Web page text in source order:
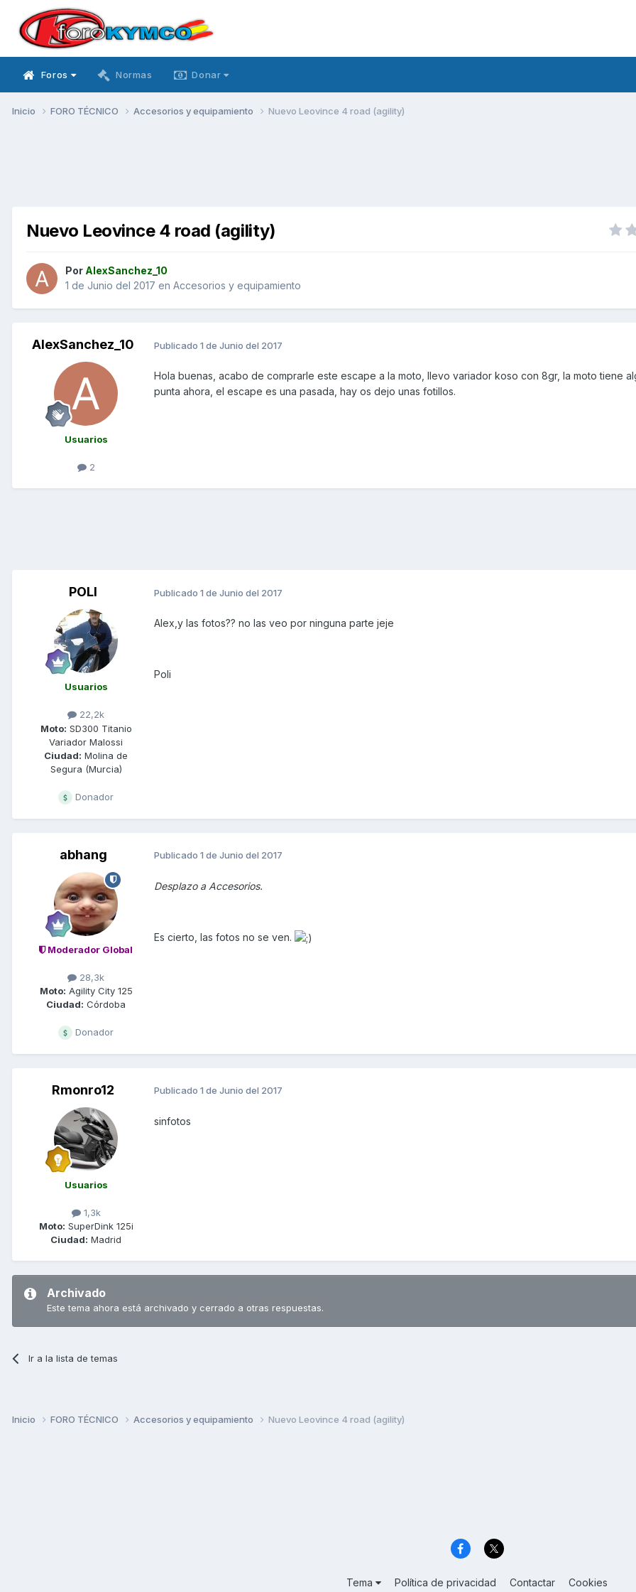
Foros Normas Donar
Inicio FORO TÉCNICO Accesorios y equipamiento Nuevo Leovince 4 road (agility)
Nuevo Leovince 4 road (agility)
Por AlexSanchez_10
1 de Junio del 2017 en Accesorios y equipamiento
AlexSanchez_10
Usuarios
2
Publicado 1 de Junio del 2017
Hola buenas, acabo de comprarle este escape a la moto, llevo variador koso con 8gr, la moto tiene
punta ahora, el escape es una pasada, hay os dejo unas fotillos.
POLI
Usuarios
22,2k
Moto: SD300 Titanio
Variador Malossi
Ciudad: Molina de
Segura (Murcia)
Donador
Publicado 1 de Junio del 2017
Alex,y las fotos?? no las veo por ninguna parte jeje
Poli
abhang
Moderador Global
28,3k
Moto: Agility City 125
Ciudad: Córdoba
Donador
Publicado 1 de Junio del 2017
Desplazo a Accesorios.
Es cierto, las fotos no se ven.
Rmonro12
Usuarios
1,3k
Moto: SuperDink 125i
Ciudad: Madrid
Publicado 1 de Junio del 2017
sinfotos
Archivado
Este tema ahora está archivado y cerrado a otras respuestas.
Ir a la lista de temas
Inicio FORO TÉCNICO Accesorios y equipamiento Nuevo Leovince 4 road (agility)
Tema Política de privacidad Contactar Cookies